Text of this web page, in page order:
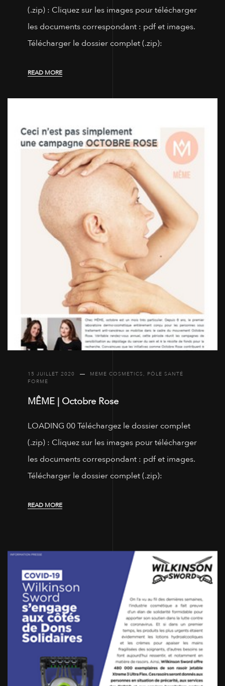
(.zip) : Cliquez sur les images pour télécharger
les documents correspondant : pdf et images.
Télécharger le dossier complet (.zip):
READ MORE
15 JUILLET 2020 MEME COSMETICS, PÔLE SANTÉ
FORME
MÊME | Octobre Rose
LOADING 00 Téléchargez le dossier complet
(.zip) : Cliquez sur les images pour télécharger
les documents correspondant : pdf et images.
Télécharger le dossier complet (.zip):
READ MORE